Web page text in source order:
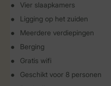
Vier slaapkamers
Ligging op het zuiden
Meerdere verdiepingen
Berging
Gratis wifi
Geschikt voor 8 personen